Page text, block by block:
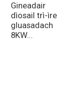
Gineadair
dìosail trì-ìre
gluasadach
8KW...